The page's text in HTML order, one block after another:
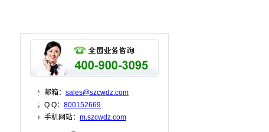
邮箱： sales@szcwdz.com
Q Q： 800152669
手机网站： m.szcwdz.com